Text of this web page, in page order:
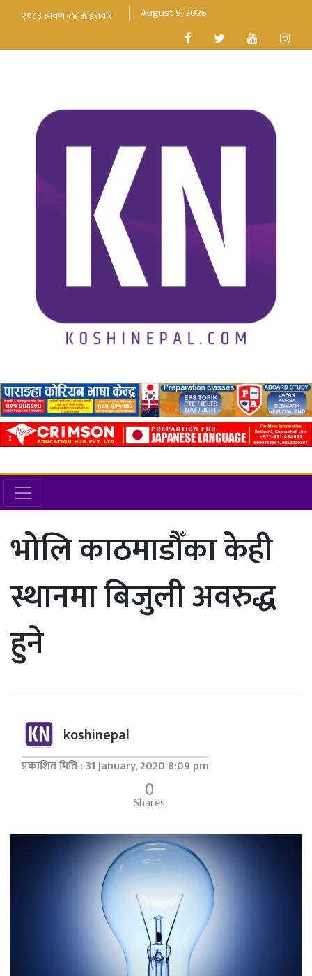
August 9, 2026
भोलि काठमाडौँका केही
स्थानमा बिजुली अवरुद्ध
हुने
koshinepal
प्रकाशित मिति : 31 January, 2020 8:09 pm
0
Shares